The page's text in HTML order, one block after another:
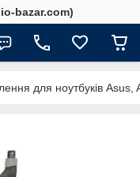
bazar.com)
для ноутбуків